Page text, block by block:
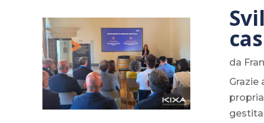
da
Grazie
gestita